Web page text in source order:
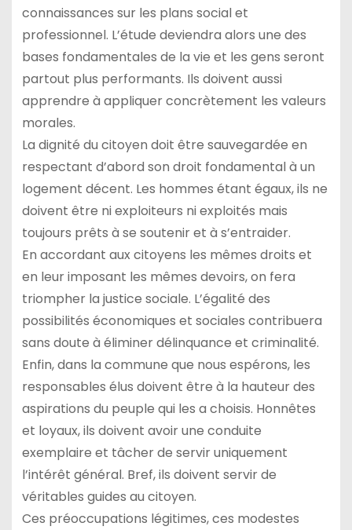
connaissances sur les plans social et
professionnel. L’étude deviendra alors une des
bases fondamentales de la vie et les gens seront
partout plus performants. Ils doivent aussi
apprendre à appliquer concrètement les valeurs
morales.
La dignité du citoyen doit être sauvegardée en
respectant d’abord son droit fondamental à un
logement décent. Les hommes étant égaux, ils ne
doivent être ni exploiteurs ni exploités mais
toujours prêts à se soutenir et à s’entraider.
En accordant aux citoyens les mêmes droits et
en leur imposant les mêmes devoirs, on fera
triompher la justice sociale. L’égalité des
possibilités économiques et sociales contribuera
sans doute à éliminer délinquance et criminalité.
Enfin, dans la commune que nous espérons, les
responsables élus doivent être à la hauteur des
aspirations du peuple qui les a choisis. Honnêtes
et loyaux, ils doivent avoir une conduite
exemplaire et tâcher de servir uniquement
l’intérêt général. Bref, ils doivent servir de
véritables guides au citoyen.
Ces préoccupations légitimes, ces modestes